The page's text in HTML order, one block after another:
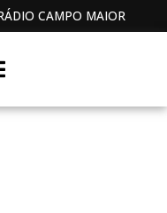
CAMPO MAIOR